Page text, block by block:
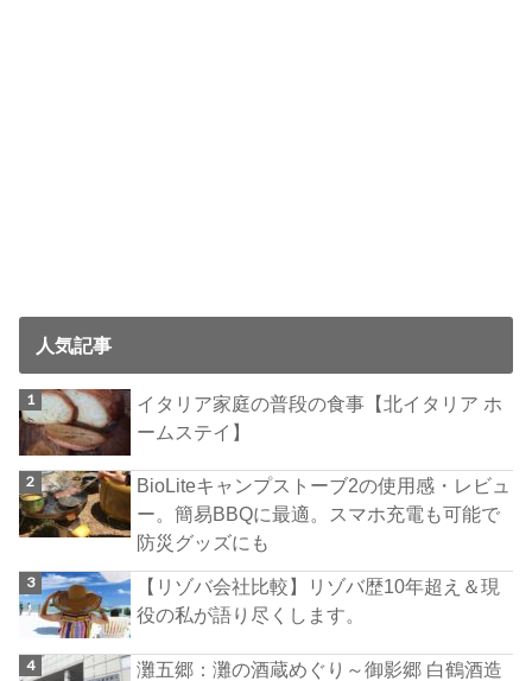
人気記事
イタリア家庭の普段の食事【北イタリア ホ
ームステイ】
BioLiteキャンプストーブ2の使用感・レビュ
ー。簡易BBQに最適。スマホ充電も可能で
防災グッズにも
【リゾバ会社比較】リゾバ歴10年超え＆現
役の私が語り尽くします。
灘五郷：灘の酒蔵めぐり～御影郷 白鶴酒造